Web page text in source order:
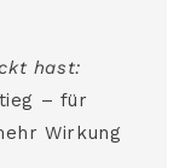
hast:
– für
Wirkung